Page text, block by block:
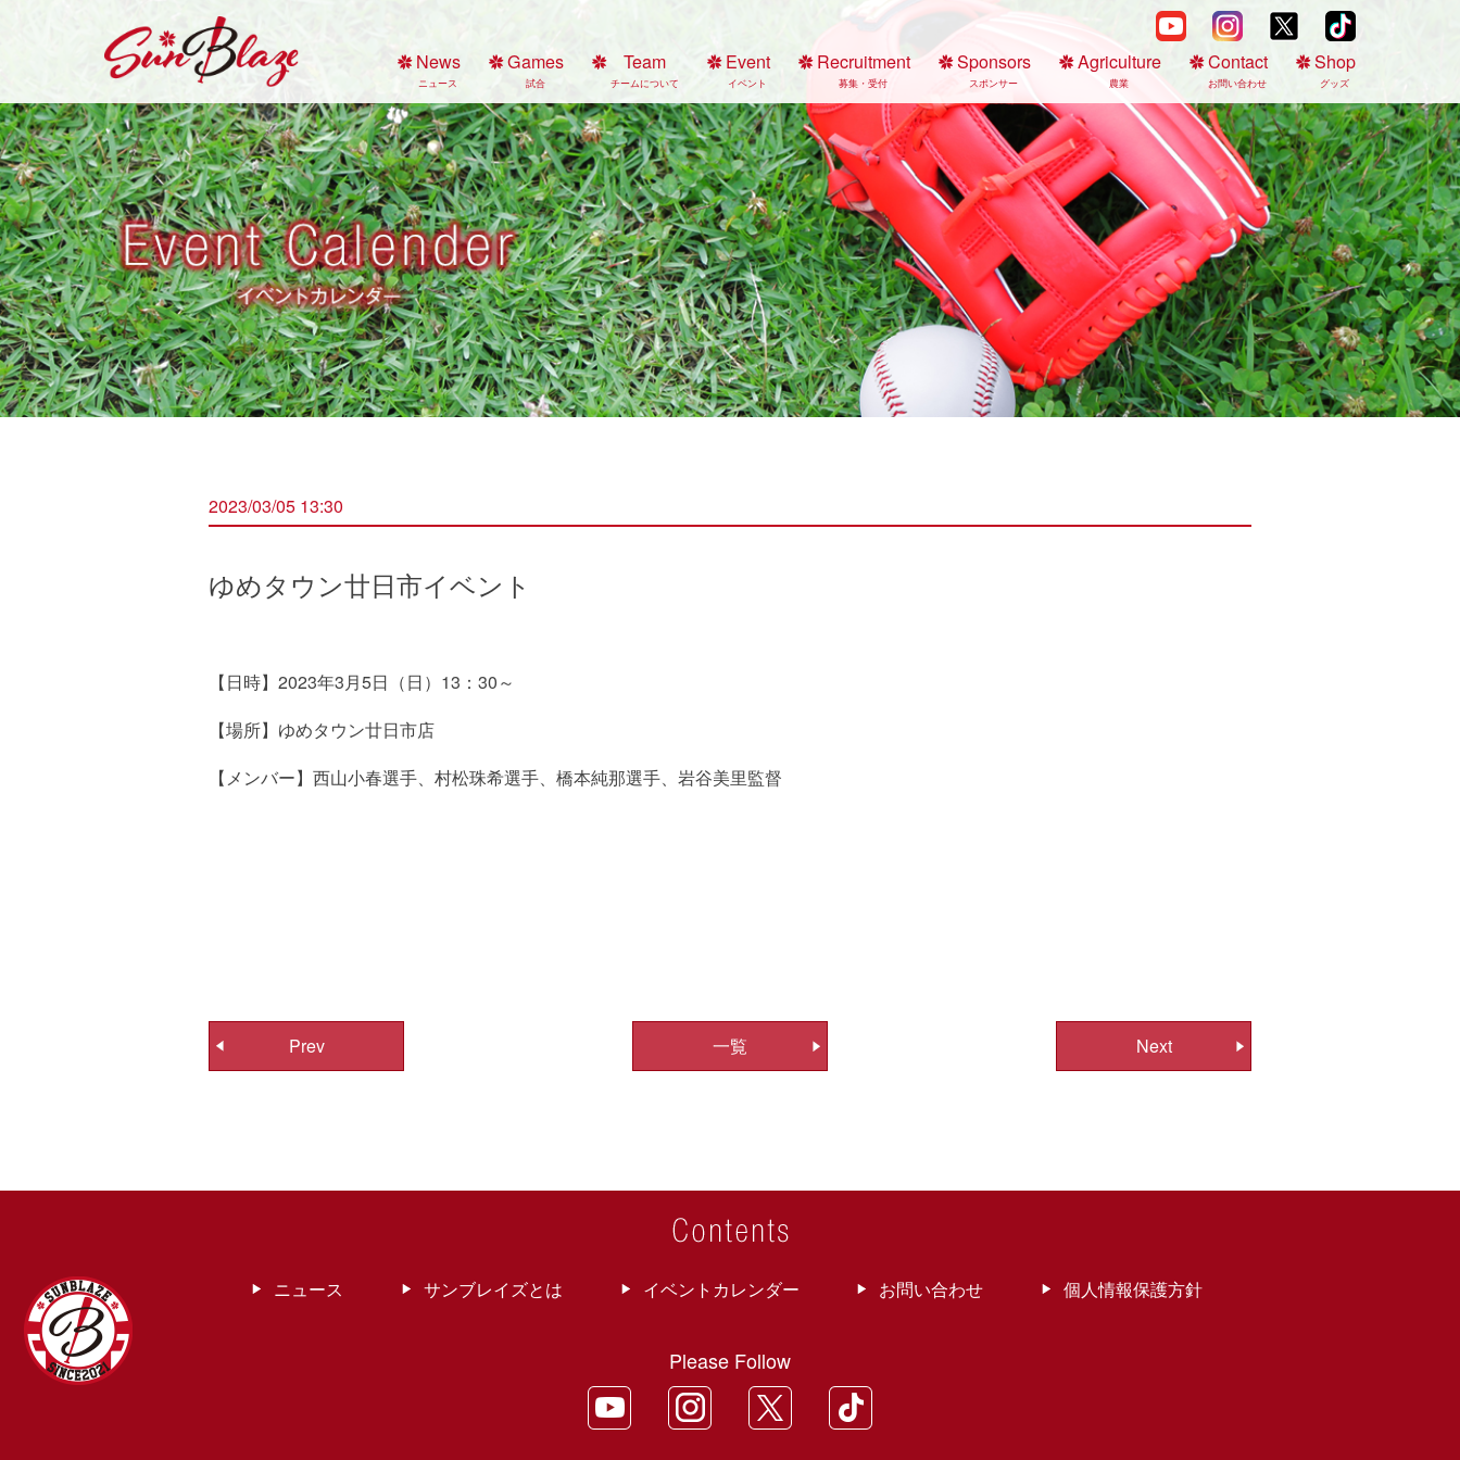
News
ニュース
Games
試合
Team
チームについて
Event
イベント
Recruitment
募集・受付
Sponsors
スポンサー
Agriculture
農業
Contact
お問い合わせ
Shop
グッズ
2023/03/05 13:30
ゆめタウン廿日市イベント
【日時】2023年3月5日（日）13：30～
【場所】ゆめタウン廿日市店
【メンバー】西山小春選手、村松珠希選手、橋本純那選手、岩谷美里監督
投
稿
ー
Prev Next
一覧
ニュース サンブレイズとは イベントカレンダー お問い合わせ 個人情報保護方針
Please Follow